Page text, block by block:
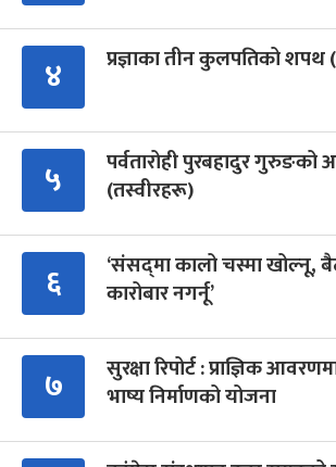
४ प्रज्ञाका तीन कुलपतिको शपथ
५
पर्वतारोही पुरबहादुर गुरुङको
(तस्वीरहरू)
६
‘संसद्‍मा कालो चस्मा खोल्नू,
कारोबार नगर्नू’
७
सुरक्षा रिपोर्ट : प्राज्ञिक
भाष्य निर्माणको योजना